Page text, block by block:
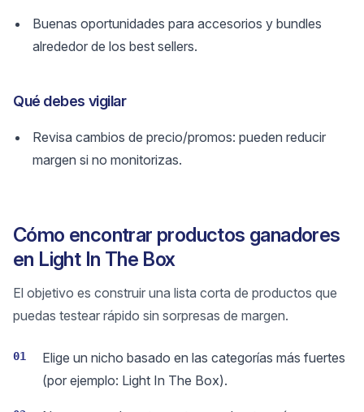
Buenas oportunidades para accesorios y bundles
alrededor de los best sellers.
Qué debes vigilar
Revisa cambios de precio/promos: pueden reducir
margen si no monitorizas.
Cómo encontrar productos ganadores
en Light In The Box
El objetivo es construir una lista corta de productos que
puedas testear rápido sin sorpresas de margen.
01
Elige un nicho basado en las categorías más fuertes
(por ejemplo: Light In The Box).